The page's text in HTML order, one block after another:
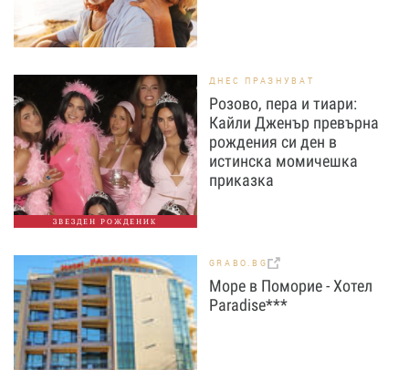
ЗВЕЗДЕН РОЖДЕНИК
ДНЕС ПРАЗНУВАТ
Розово, пера и тиари:
Кайли Дженър превърна
рождения си ден в
истинска момичешка
приказка
GRABO.BG
Море в Поморие - Хотел
Paradise***